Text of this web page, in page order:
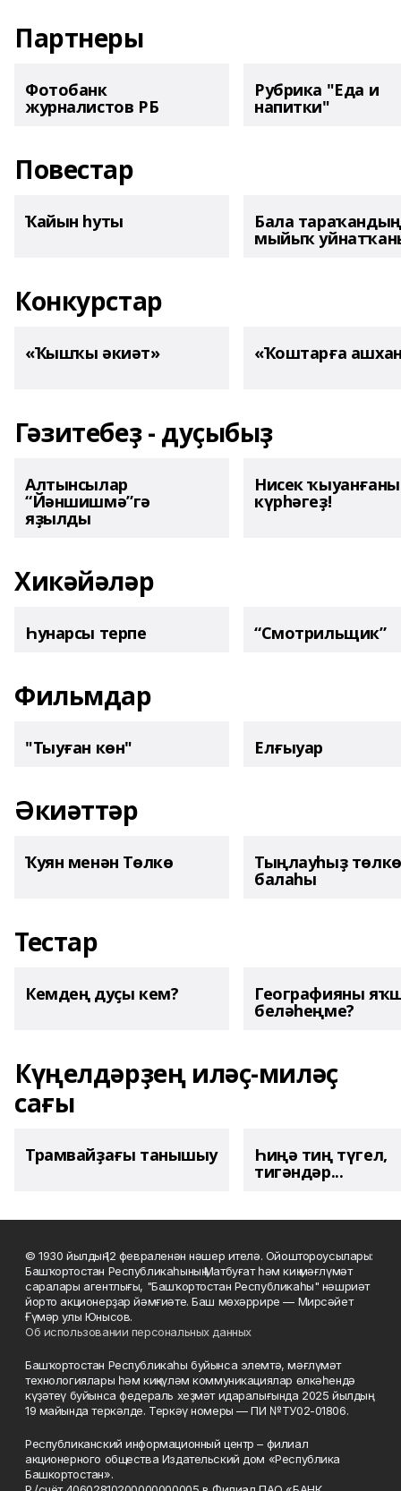
Партнеры
Фотобанк
журналистов РБ
Рубрика "Еда и
напитки"
Повестар
Ҡайын һуты Бала тараҡандың
мыйыҡ
Конкурстар
«Ҡышҡы әкиәт» «Ҡоштарға
Гәзитебеҙ - дуҫыбыҙ
Алтынсылар
“Йәншишмә”гә
яҙылды
Нисек
күрһәгеҙ!
Хикәйәләр
Һунарсы терпе “Смотрильщик”
Фильмдар
"Тыуған көн" Елғыуар
Әкиәттәр
Ҡуян менән Төлкө Тыңлауһыҙ төлкө
балаһы
Тестар
Кемдең дуҫы кем? Географияны
беләһеңме?
Күңелдәрҙең иләҫ-миләҫ
сағы
Трамвайҙағы танышыу Һиңә тиң түгел,
тигәндәр...
© 1930 йылдың 12 февраленән нәшер ителә. Ойоштороусылары:
Башҡортостан Республикаһының Матбуғат һәм киң мәғлүмәт
саралары агентлығы, "Башҡортостан Республикаһы" нәшриәт
йорто акционерҙар йәмғиәте. Баш мөхәррире — Мирсәйет
Ғүмәр улы Юнысов.
Об использовании персональных данных
Башҡортостан Республикаһы буйынса элемтә, мәғлүмәт
технологиялары һәм киңкүләм коммуникациялар өлкәһендә
күҙәтеү буйынса федераль хеҙмәт идаралығында 2025 йылдың
19 майында теркәлде. Теркәү номеры — ПИ №ТУ02-01806.
Республиканский информационный центр – филиал
акционерного общества Издательский дом «Республика
Башкортостан».